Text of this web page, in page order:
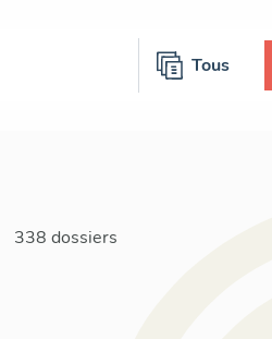
Tous
338 dossiers